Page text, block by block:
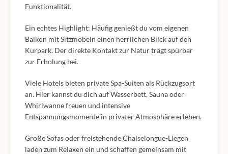
Funktionalität.
Ein echtes Highlight: Häufig genießt du vom eigenen
Balkon mit Sitzmöbeln einen herrlichen Blick auf den
Kurpark. Der direkte Kontakt zur Natur trägt spürbar
zur Erholung bei.
Viele Hotels bieten private Spa-Suiten als Rückzugsort
an. Hier kannst du dich auf Wasserbett, Sauna oder
Whirlwanne freuen und intensive
Entspannungsmomente in privater Atmosphäre erleben.
Große Sofas oder freistehende Chaiselongue-Liegen
laden zum Relaxen ein und schaffen gemeinsam mit